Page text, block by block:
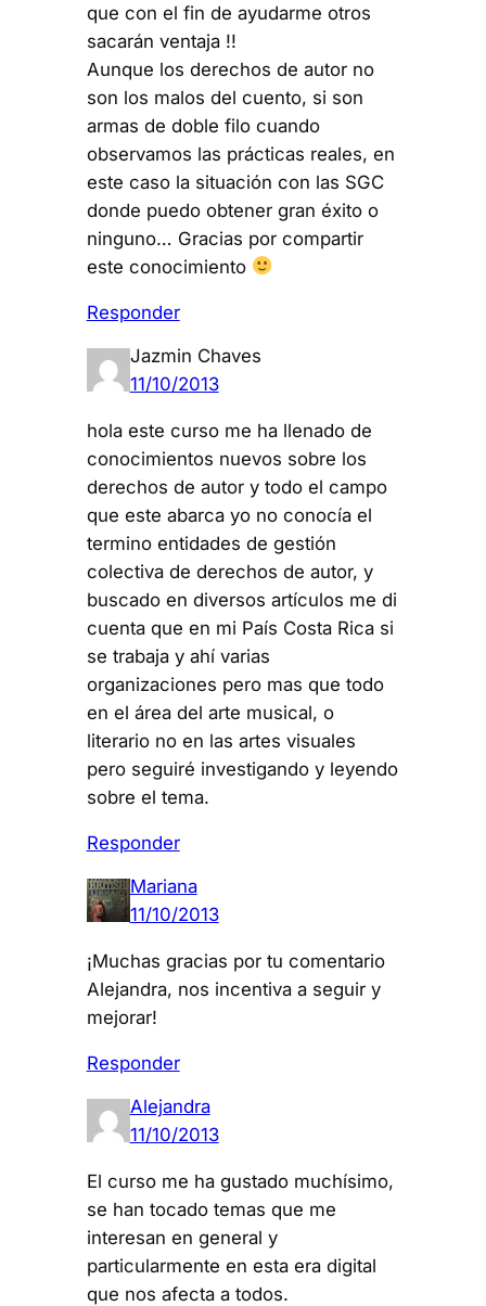
que con el fin de ayudarme otros
sacarán ventaja !!
Aunque los derechos de autor no
son los malos del cuento, si son
armas de doble filo cuando
observamos las prácticas reales, en
este caso la situación con las SGC
donde puedo obtener gran éxito o
ninguno… Gracias por compartir
este conocimiento
Responder
Jazmin Chaves
11/10/2013
hola este curso me ha llenado de
conocimientos nuevos sobre los
derechos de autor y todo el campo
que este abarca yo no conocía el
termino entidades de gestión
colectiva de derechos de autor, y
buscado en diversos artículos me di
cuenta que en mi País Costa Rica si
se trabaja y ahí varias
organizaciones pero mas que todo
en el área del arte musical, o
literario no en las artes visuales
pero seguiré investigando y leyendo
sobre el tema.
Responder
Mariana
11/10/2013
¡Muchas gracias por tu comentario
Alejandra, nos incentiva a seguir y
mejorar!
Responder
Alejandra
11/10/2013
El curso me ha gustado muchísimo,
se han tocado temas que me
interesan en general y
particularmente en esta era digital
que nos afecta a todos.